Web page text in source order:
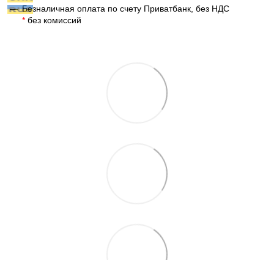
Безналичная оплата по счету Приватбанк, без НДС
* без комиссий